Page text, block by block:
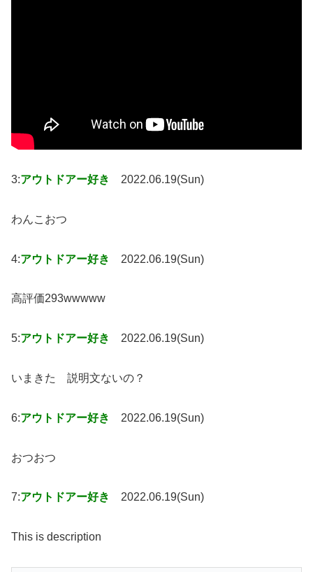
3:アウトドアー好き 2022.06.19(Sun)
わんこおつ
4:アウトドアー好き 2022.06.19(Sun)
高評価293wwwww
5:アウトドアー好き 2022.06.19(Sun)
いまきた 説明文ないの？
6:アウトドアー好き 2022.06.19(Sun)
おつおつ
7:アウトドアー好き 2022.06.19(Sun)
This is description